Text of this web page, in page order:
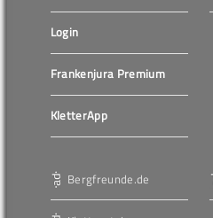
Login
Frankenjura Premium
KletterApp
Bergfreunde.de